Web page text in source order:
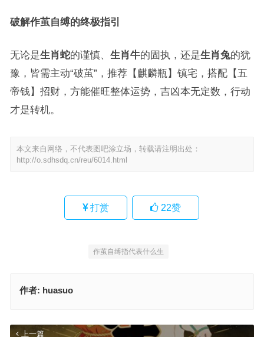
破解作茧自缚的终极指引
无论是生肖蛇的谨慎、 生肖牛的固执，还是生肖兔的犹
豫，皆需主动“破茧”，推荐【麒麟瓶】镇宅，搭配【五
帝钱】招财，方能催旺整体运势，吉凶本无定数，行动
才是转机。
本文来自网络，不代表图吧涂立场，转载请注明出处：
http://o.sdhsdq.cn/reu/6014.html
打赏 22赞
作茧自缚指代表什么生
作者: huasuo
上一篇